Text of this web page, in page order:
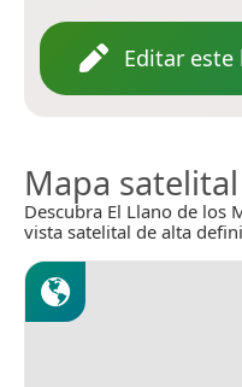
Editar este
Mapa satelital
Descubra El Llano de los
vista satelital de alta